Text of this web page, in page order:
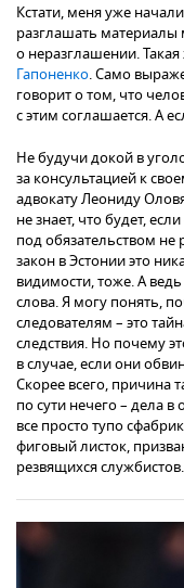
Кстати, меня уже
разглашать материалы
о неразглашении.
Гапоненко. Само
говорит о том, что
с этим соглашается. А
Не будучи докой в
за консультацией к
адвокату Леониду
не знает, что будет,
под обязательством
закон в Эстонии это
видимости, тоже. А
слова. Я могу понять,
следователям – это
следствия. Но почему
в случае, если они
Скорее всего, причина
по сути нечего – дела
все просто тупо
фиговый листок,
резвящихся службистов.